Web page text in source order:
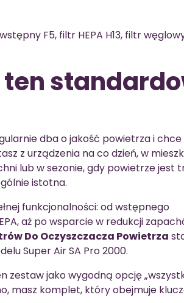
F5, filtr HEPA H13, filtr
ten
dba o jakość powietrza i
z urządzenia na co dzień, w
lub w sezonie, gdy powietrze jest
istotna.
funkcjonalności: od wstępnego
aż po wsparcie w redukcji
Do Oczyszczacza Powietrza
Super Air SA Pro 2000.
zestaw jako wygodną opcję
masz komplet, który obejmuje